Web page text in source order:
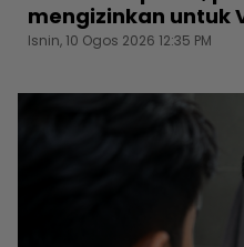
mengizinkan untuk
Isnin, 10 Ogos 2026 12:35 PM